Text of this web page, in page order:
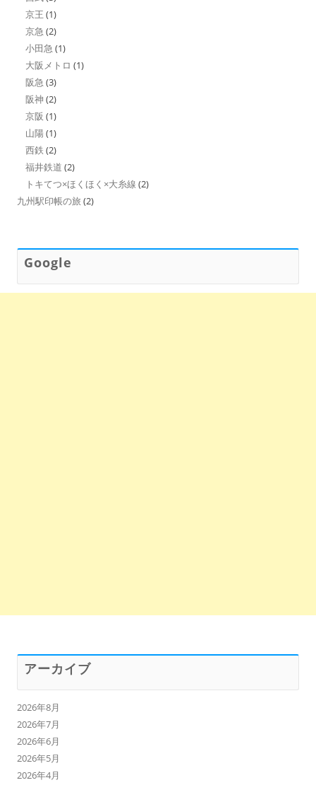
京王 (1)
京急 (2)
小田急 (1)
大阪メトロ (1)
阪急 (3)
阪神 (2)
京阪 (1)
山陽 (1)
西鉄 (2)
福井鉄道 (2)
トキてつ×ほくほく×大糸線 (2)
九州駅印帳の旅 (2)
Google
アーカイブ
2026年8月
2026年7月
2026年6月
2026年5月
2026年4月